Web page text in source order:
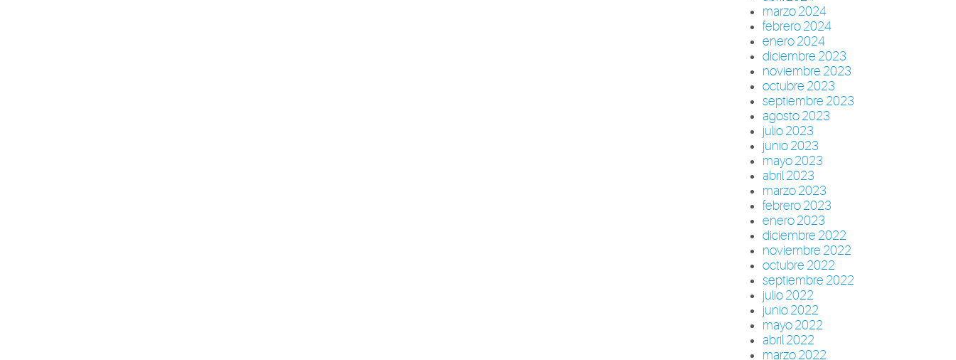
marzo 2024
febrero 2024
enero 2024
diciembre 2023
noviembre 2023
octubre 2023
septiembre 2023
agosto 2023
julio 2023
junio 2023
mayo 2023
abril 2023
marzo 2023
febrero 2023
enero 2023
diciembre 2022
noviembre 2022
octubre 2022
septiembre 2022
julio 2022
junio 2022
mayo 2022
abril 2022
marzo 2022